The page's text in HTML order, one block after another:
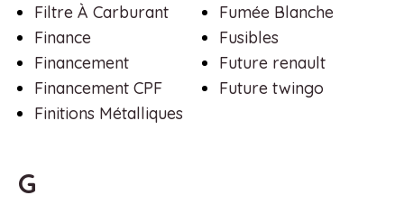
Filtre À Carburant
Finance
Financement
Financement CPF
Finitions Métalliques
Fumée Blanche
Fusibles
Future renault
Future twingo
G